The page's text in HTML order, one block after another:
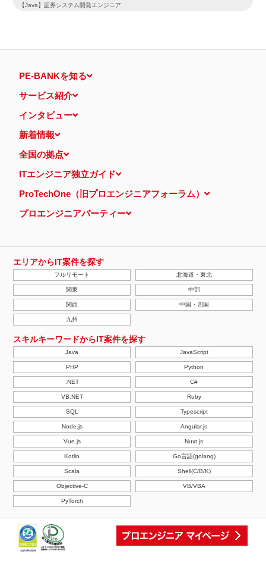
【Java】証券システム開発エンジニア
PE-BANKを知る
サービス紹介
インタビュー
新着情報
全国の拠点
ITエンジニア独立ガイド
ProTechOne（旧プロエンジニアフォーラム）
プロエンジニアパーティー
エリアからIT案件を探す
フルリモート 北海道・東北
関東 中部
関西 中国・四国
九州
スキルキーワードからIT案件を探す
Java JavaScript
PHP Python
.NET C#
VB.NET Ruby
SQL Typescript
Node.js Angular.js
Vue.js Nuxt.js
Kotlin Go言語(golang)
Scala Shell(C/B/K)
Objective-C VB/VBA
PyTorch